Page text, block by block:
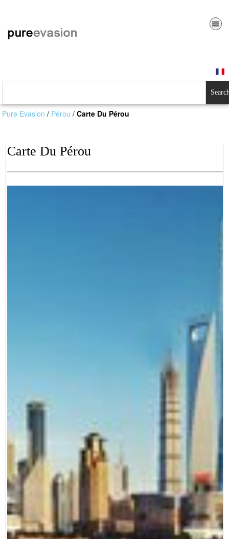
Pure Evasion / Pérou /Carte Du Pérou
Carte Du Pérou